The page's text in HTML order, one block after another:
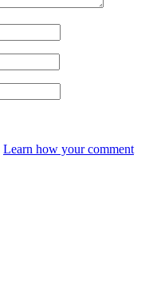
Learn how your comment